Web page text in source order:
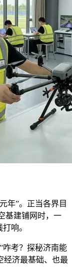
年”。正当各界目
基建铺网时，一
响。
咋考？探秘济南能
经济最基础、也最